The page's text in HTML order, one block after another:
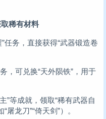
稀有材料
任务，直接获得“武器锻造卷
，可兑换“天外陨铁”，用于
”等成就，领取“稀有武器自
龙刀”“倚天剑”）。